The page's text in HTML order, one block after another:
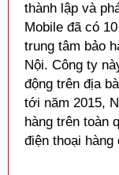
thành lập và
Mobile đã có
trung tâm bảo
Nội. Công ty
động trên địa
tới năm 2015,
hàng trên toàn
điện thoại hàng